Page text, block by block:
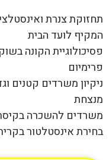
תחזוקת צנרת
המקיף לועד הבית
פסיכולוגיית הקונה
פרימיום
ניקיון משרדים קטנים
מנצחת
משרדים להשכרה
בחירת אינסטלטור בקרית גת: 6 דברים שלא